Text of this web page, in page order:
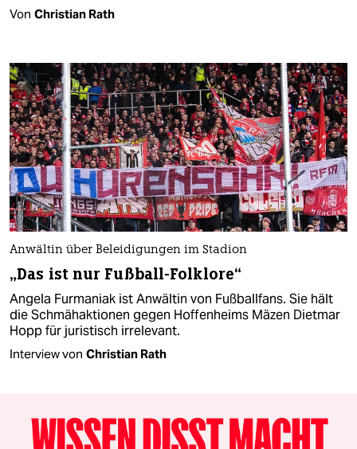
Von Christian Rath
Anwältin über Beleidigungen im Stadion
„Das ist nur Fußball-Folklore“
Angela Furmaniak ist Anwältin von Fußballfans. Sie hält
die Schmähaktionen gegen Hoffenheims Mäzen Dietmar
Hopp für juristisch irrelevant.
Interview von Christian Rath